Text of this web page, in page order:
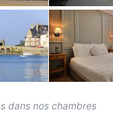
dans nos chambres